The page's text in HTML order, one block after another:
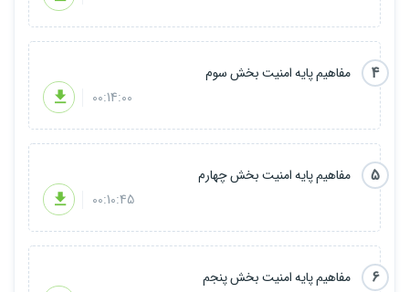
4
مفاهیم پایه امنیت بخش سوم
00:14:00
5
مفاهیم پایه امنیت بخش چهارم
00:10:45
6
مفاهیم پایه امنیت بخش پنجم